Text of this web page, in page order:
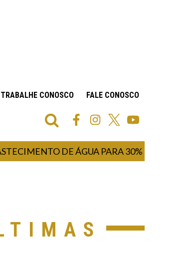
TRABALHE CONOSCO FALE CONOSCO
DE ÁGUA PARA 30% DA